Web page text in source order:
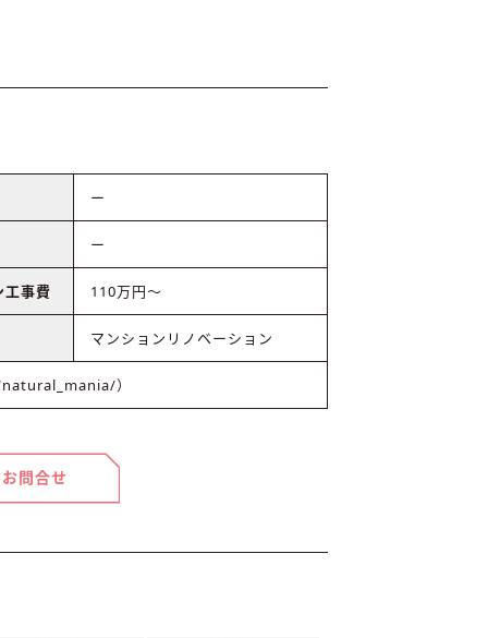
ー
ー
工事費 110万円〜
マンションリノベーション
）
お問合せ